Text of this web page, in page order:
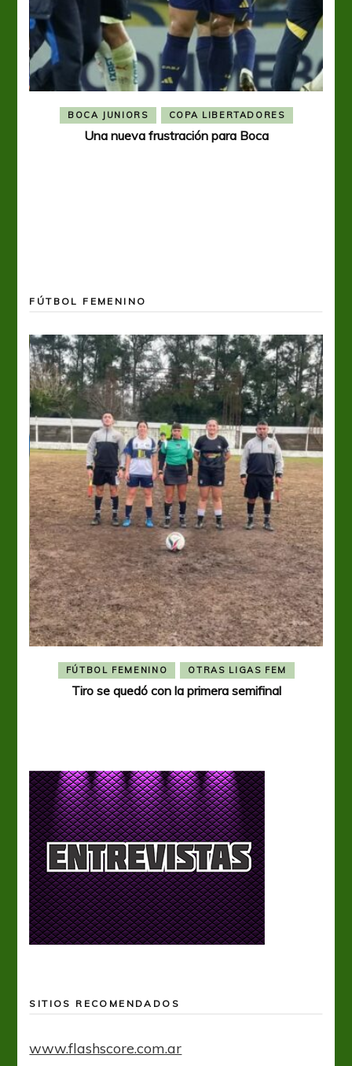
BOCA JUNIORS COPA LIBERTADORES
Una nueva frustración para Boca
FÚTBOL FEMENINO
FÚTBOL FEMENINO OTRAS LIGAS FEM
Tiro se quedó con la primera semifinal
SITIOS RECOMENDADOS
www.flashscore.com.ar